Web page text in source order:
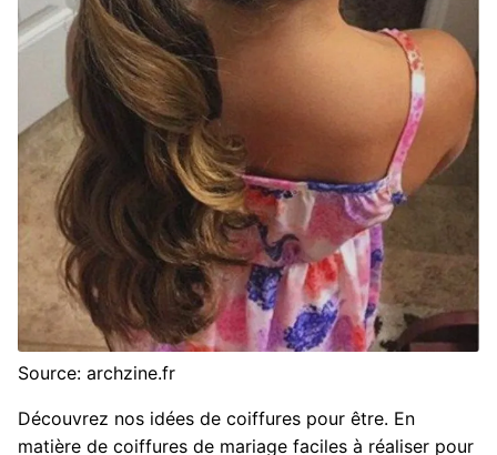
Source: archzine.fr
Découvrez nos idées de coiffures pour être. En
matière de coiffures de mariage faciles à réaliser pour